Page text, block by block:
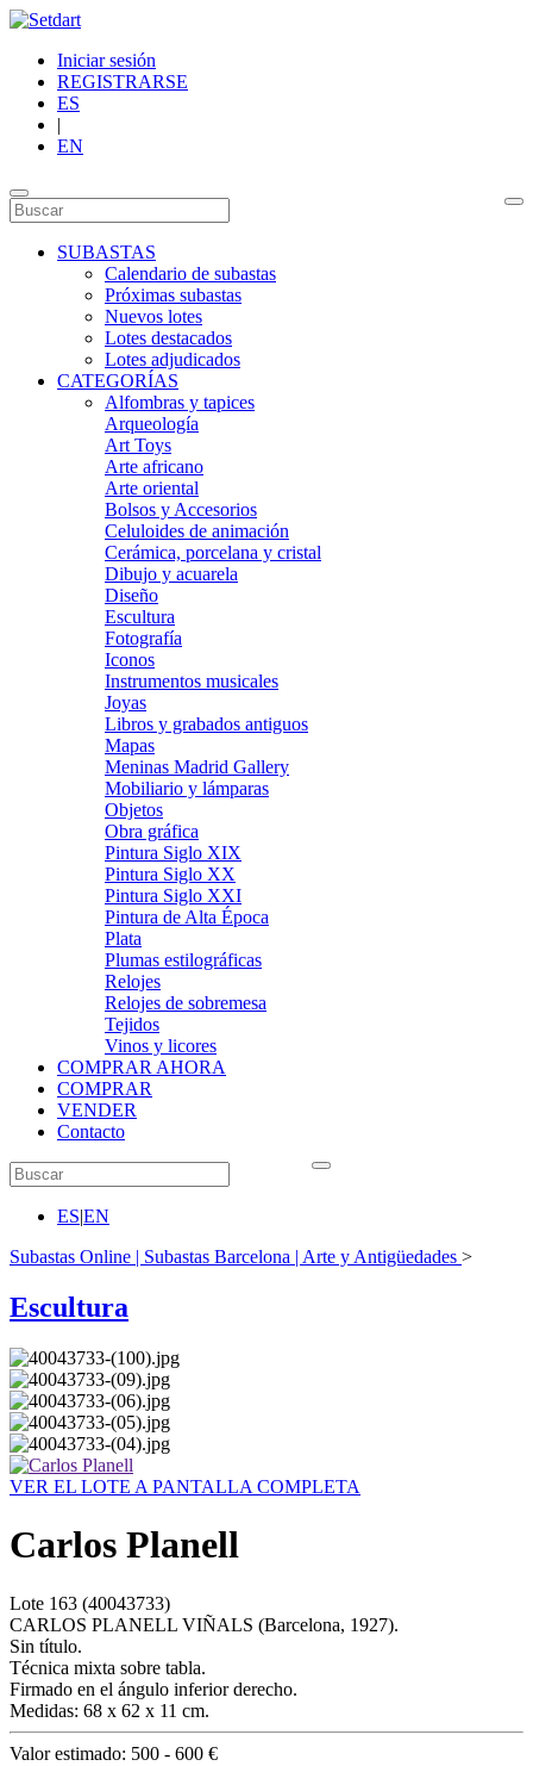
Iniciar sesión
REGISTRARSE
ES
|
EN
SUBASTAS
Calendario de subastas
Próximas subastas
Nuevos lotes
Lotes destacados
Lotes adjudicados
CATEGORÍAS
Alfombras y tapices
Arqueología
Art Toys
Arte africano
Arte oriental
Bolsos y Accesorios
Celuloides de animación
Cerámica, porcelana y cristal
Dibujo y acuarela
Diseño
Escultura
Fotografía
Iconos
Instrumentos musicales
Joyas
Libros y grabados antiguos
Mapas
Meninas Madrid Gallery
Mobiliario y lámparas
Objetos
Obra gráfica
Pintura Siglo XIX
Pintura Siglo XX
Pintura Siglo XXI
Pintura de Alta Época
Plata
Plumas estilográficas
Relojes
Relojes de sobremesa
Tejidos
Vinos y licores
COMPRAR AHORA
COMPRAR
VENDER
Contacto
ES|EN
Subastas Online | Subastas Barcelona | Arte y Antigüedades >
Escultura
VER EL LOTE A PANTALLA COMPLETA
Carlos Planell
Lote 163 (40043733)
CARLOS PLANELL VIÑALS (Barcelona, 1927).
Sin título.
Técnica mixta sobre tabla.
Firmado en el ángulo inferior derecho.
Medidas: 68 x 62 x 11 cm.
Valor estimado: 500 - 600 €